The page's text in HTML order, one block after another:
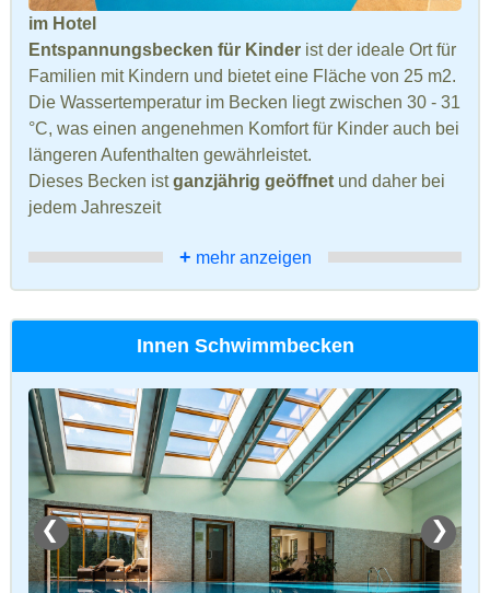
im Hotel
Entspannungsbecken für Kinder ist der ideale Ort für
Familien mit Kindern und bietet eine Fläche von 25 m2.
Die Wassertemperatur im Becken liegt zwischen 30 - 31
°C, was einen angenehmen Komfort für Kinder auch bei
längeren Aufenthalten gewährleistet.
Dieses Becken istganzjährig geöffnet und daher bei
jedem Jahreszeit
+ mehr anzeigen
Innen Schwimmbecken
❮ ❯